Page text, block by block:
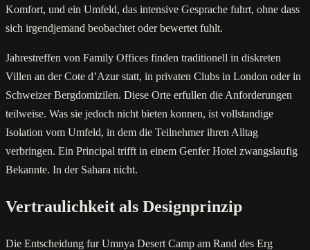
Komfort, und ein Umfeld, das intensive Gesprache fuhrt, ohne dass
sich irgendjemand beobachtet oder bewertet fuhlt.
Jahrestreffen von Family Offices finden traditionell in diskreten
Villen an der Cote d’Azur statt, in privaten Clubs in London oder in
Schweizer Bergdomizilen. Diese Orte erfullen die Anforderungen
teilweise. Was sie jedoch nicht bieten konnen, ist vollstandige
Isolation vom Umfeld, in dem die Teilnehmer ihren Alltag
verbringen. Ein Principal trifft in einem Genfer Hotel zwangslaufig
Bekannte. In der Sahara nicht.
Vertraulichkeit als Designprinzip
Die Entscheidung fur Umnya Desert Camp am Rand des Erg